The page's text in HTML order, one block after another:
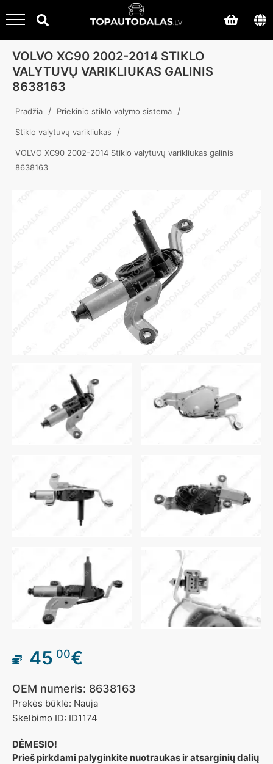
VOLVO XC90 2002-2014 STIKLO
VALYTUVŲ VARIKLIUKAS GALINIS
8638163
Pradžia / Priekinio stiklo valymo sistema /
Stiklo valytuvų varikliukas /
VOLVO XC90 2002-2014 Stiklo valytuvų varikliukas galinis
8638163
45 00€
OEM numeris: 8638163
Prekės būklė: Nauja
Skelbimo ID: ID1174
DĖMESIO!
Prieš pirkdami palyginkite nuotraukas ir atsarginių dalių